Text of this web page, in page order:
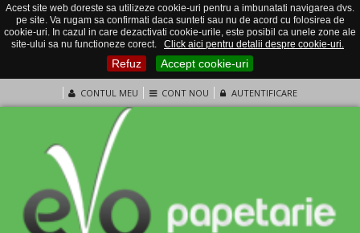
Acest site web doreste sa utilizeze cookie-uri pentru a imbunatati navigarea dvs.
pe site. Va rugam sa confirmati daca sunteti sau nu de acord cu folosirea de
cookie-uri. In cazul in care dezactivati cookie-urile, este posibil ca unele zone ale
site-ului sa nu functioneze corect.
Click aici pentru detalii despre cookie-uri.
Refuz Accept cookie-uri
CONTUL MEU CONT NOU AUTENTIFICARE